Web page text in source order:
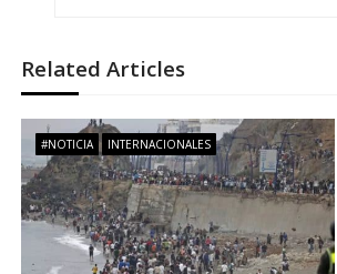
e
g
a
c
Related Articles
#NOTICIA INTERNACIONALES